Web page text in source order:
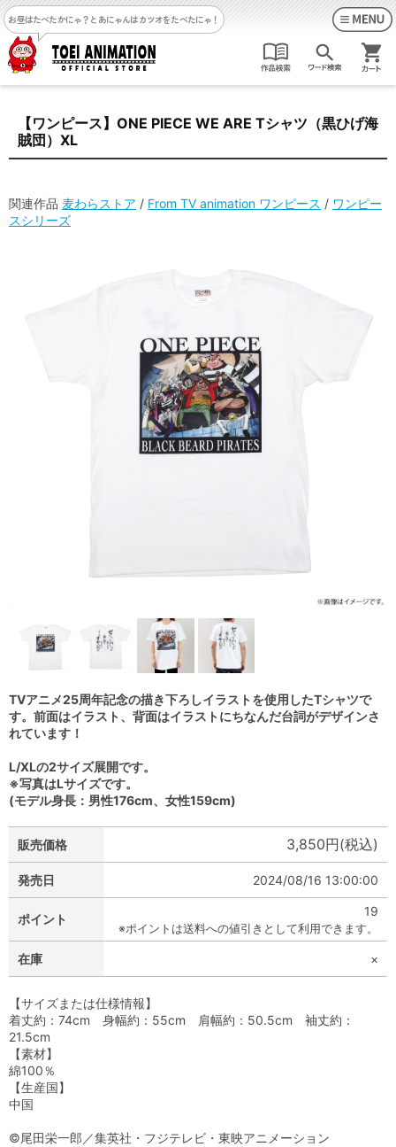
お昼はたべたかにゃ？ とあにゃんはカツオをたべたにゃ！
【ワンピース】ONE PIECE WE ARE Tシャツ（黒ひげ海
賊団）XL
関連作品 麦わらストア / From TV animation ワンピース / ワンピー
スシリーズ
TVアニメ25周年記念の描き下ろしイラストを使用したTシャツで
す。前面はイラスト、背面はイラストにちなんだ台詞がデザインさ
れています！
L/XLの2サイズ展開です。
※写真はLサイズです。
(モデル身長：男性176cm、女性159cm)
販売価格 3,850円(税込)
発売日 2024/08/16 13:00:00
ポイント
19
※ポイントは送料への値引きとして利用できます。
在庫 ×
【サイズまたは仕様情報】
着丈約：74cm 身幅約：55cm 肩幅約：50.5cm 袖丈約：
21.5cm
【素材】
綿100％
【生産国】
中国
©尾田栄一郎／集英社・フジテレビ・東映アニメーション